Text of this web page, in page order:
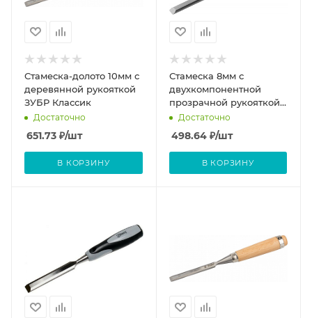
Стамеска-долото 10мм с
деревянной рукояткой
ЗУБР Классик
Достаточно
651.73 ₽/шт
В КОРЗИНУ
Стамеска 8мм с
двухкомпонентной
прозрачной рукояткой
MIRAX
Достаточно
498.64₽/шт
В КОРЗИНУ